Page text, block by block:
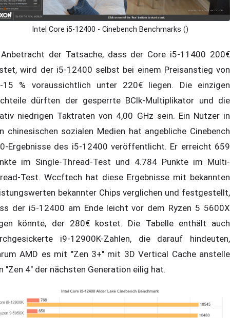
Intel Core i5-12400 - Cinebench Benchmarks ()
der Tatsache, dass der Core i5-11400 200€
wird der i5-12400 selbst bei einem Preisanstieg von
15 % voraussichtlich unter 220€ liegen. Die einzigen
dürften der gesperrte BClk-Multiplikator und die
niedrigen Taktraten von 4,00 GHz sein. Ein Nutzer in
chinesischen sozialen Medien hat angebliche Cinebench
Ergebnisse des i5-12400 veröffentlicht. Er erreicht 659
im Single-Thread-Test und 4.784 Punkte im Multi-
Test. Wccftech hat diese Ergebnisse mit bekannten
bekannter Chips verglichen und festgestellt,
der i5-12400 am Ende leicht vor dem Ryzen 5 5600X
könnte, der 280€ kostet. Die Tabelle enthält auch
i9-12900K-Zahlen, die darauf hindeuten,
AMD es mit "Zen 3+" mit 3D Vertical Cache anstelle
"Zen 4" der nächsten Generation eilig hat.